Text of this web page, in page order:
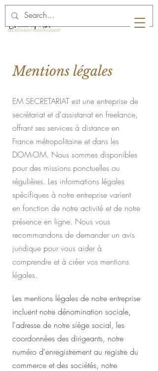
Mentions légales
EM SECRETARIAT est une entreprise de
secrétariat et d'assistanat en freelance,
offrant ses services à distance en
France métropolitaine et dans les
DOM-OM. Nous sommes disponibles
pour des missions ponctuelles ou
régulières. Les informations légales
spécifiques à notre entreprise varient
en fonction de notre activité et de notre
présence en ligne. Nous vous
recommandons de demander un avis
juridique pour vous aider à
comprendre et à créer vos mentions
légales.
Les mentions légales de notre entreprise
incluent notre dénomination sociale,
l'adresse de notre siège social, les
coordonnées des dirigeants, notre
numéro d'enregistrement au registre du
commerce et des sociétés, notre